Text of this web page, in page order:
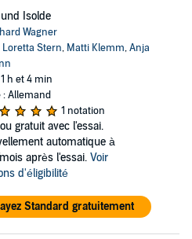
Isolde
Wagner
Loretta Stern, Matti Klemm,Anja
h et 4 min
: Allemand
1 notation
ou gratuit avec l'essai.
automatique à
après l'essai. Voir
d'éligibilité
Standard gratuitement